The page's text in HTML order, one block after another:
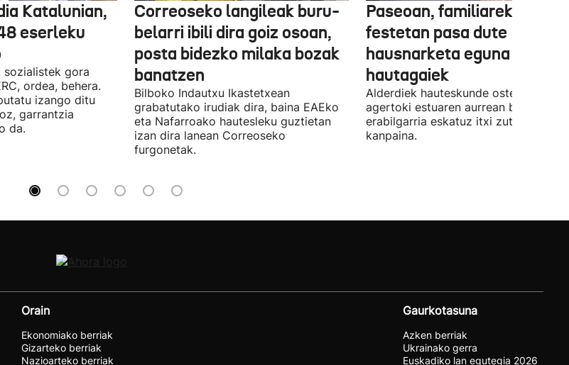
Katalunian,
eserleku
sozialistek gora
ordea, behera.
izango ditu
garrantzia
da.
Correoseko langileak buru-
belarri ibili dira goiz osoan,
posta bidezko milaka bozak
banatzen
Bilboko Indautxu Ikastetxean
grabatutako irudiak dira, baina EAEko
eta Nafarroako hautesleku guztietan
izan dira lanean Correoseko
furgonetak.
Paseoan, familiarekin edo
festetan pasa dute
hausnarketa eguna
hautagaiek
Alderdiek hauteskunde osteko
agertoki estuaren aurrean boto
erabilgarria eskatuz itxi zuten atzo
kanpaina.
Orain
Ekonomiako berriak
Gizarteko berriak
Nazioarteko berriak
Gaurkotasuna
Azken berriak
Ukrainako gerra
Euskadiko lan egutegia 2026